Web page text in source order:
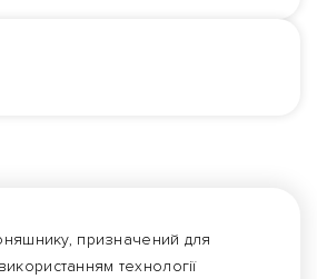
призначений для
технології